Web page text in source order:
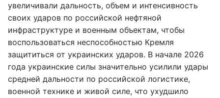
увеличивали дальность, объем и интенсивность
своих ударов по российской нефтяной
инфраструктуре и военным объектам, чтобы
воспользоваться неспособностью Кремля
защититься от украинских ударов. В начале 2026
года украинские силы значительно усилили удары
средней дальности по российской логистике,
военной технике и живой силе, что ухудшило